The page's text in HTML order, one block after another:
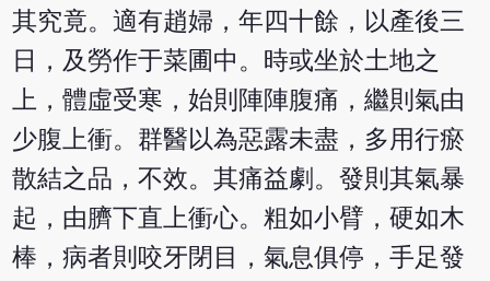
其究竟。適有趙婦，年四十餘，以產後三
日，及勞作于菜圃中。時或坐於土地之
上，體虛受寒，始則陣陣腹痛，繼則氣由
少腹上衝。群醫以為惡露未盡，多用行瘀
散結之品，不效。其痛益劇。發則其氣暴
起，由臍下直上衝心。粗如小臂，硬如木
棒，病者則咬牙閉目，氣息俱停，手足發